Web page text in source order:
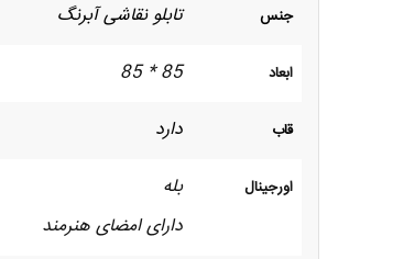
جنس تابلو نقاشی آبرنگ
ابعاد 85 * 85
قاب دارد
اورجینال
بله
دارای امضای هنرمند